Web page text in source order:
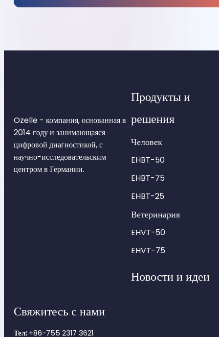
Ozelle - компания, основанная в
2014 году и занимающаяся
цифровой диагностикой, с
научно-исследовательским
центром в Германии.
Продукты и
решения
Человек
EHBT-50
EHBT-75
EHBT-25
Ветеринария
EHVT-50
EHVT-75
Новости и идеи
Свяжитесь с нами
Тел:+86-755 2317 3621